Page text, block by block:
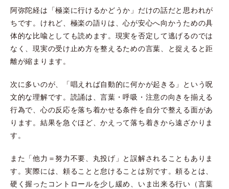
阿弥陀経は「極楽に行けるかどうか」だけの話だと思われが
ちです。けれど、極楽の語りは、心が安心へ向かうための具
体的な比喩としても読めます。現実を否定して逃げるのでは
なく、現実の受け止め方を整えるための言葉、と捉えると距
離が縮まります。
次に多いのが、「唱えれば自動的に何かが起きる」という呪
文的な理解です。読誦は、言葉・呼吸・注意の向きを揃える
行為で、心の反応を落ち着かせる条件を自分で整える面があ
ります。結果を急ぐほど、かえって落ち着きから遠ざかりま
す。
また「他力＝努力不要、丸投げ」と誤解されることもありま
す。実際には、頼ることと怠けることは別です。頼るとは、
硬く握ったコントロールを少し緩め、いま出来る行い（言葉